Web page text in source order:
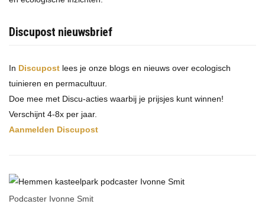
Discupost nieuwsbrief
In Discupost lees je onze blogs en nieuws over ecologisch
tuinieren en permacultuur.
Doe mee met Discu-acties waarbij je prijsjes kunt winnen!
Verschijnt 4-8x per jaar.
Aanmelden Discupost
Podcaster Ivonne Smit